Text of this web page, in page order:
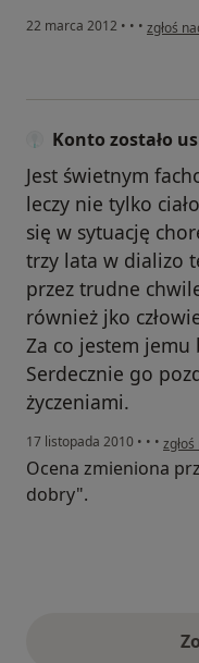
22 marca 2012 • • • w opinii
zgłoś
Konto zostało
Jest świetnym
leczy nie tylko
się w sytuację
trzy lata w dializo
przez trudne
również jko
Za co jestem jemu
Serdecznie go
życzeniami.
17 listopada 2010 • • • w
Ocena zmieniona
dobry".